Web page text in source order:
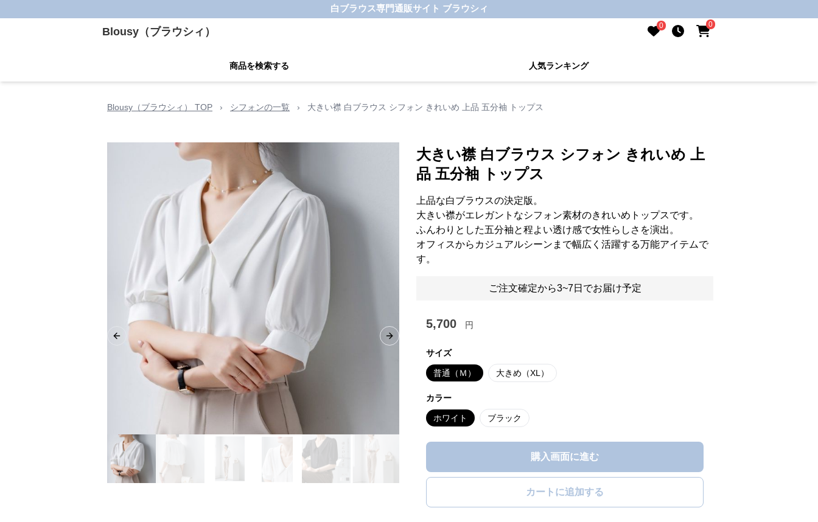
白ブラウス専門通販サイト ブラウシィ
Blousy（ブラウシィ） 0 0
商品を検索する 人気ランキング
Blousy（ブラウシィ） TOP › シフォンの一覧 › 大きい襟 白ブラウス シフォン きれいめ 上品 五分袖 トップス
Previous slide Next slide
大きい襟 白ブラウス シフォン きれいめ 上
品 五分袖 トップス
上品な白ブラウスの決定版。
大きい襟がエレガントなシフォン素材のきれいめトップスです。
ふんわりとした五分袖と程よい透け感で女性らしさを演出。
オフィスからカジュアルシーンまで幅広く活躍する万能アイテムで
す。
ご注文確定から3~7日でお届け予定
5,700 円
サイズ
普通（Ｍ） 大きめ（XL）
カラー
ホワイト ブラック
購入画面に進む
カートに追加する